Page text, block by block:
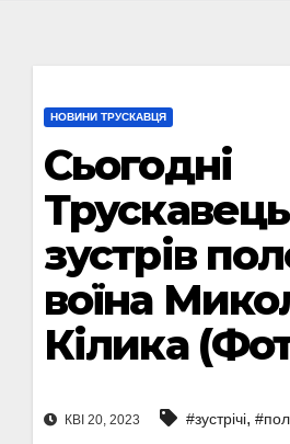
НОВИНИ ТРУСКАВЦЯ
Сьогодні
Трускавець
зустрів
воїна
Кілика
КВІ 20, 2023 #зустрічі,